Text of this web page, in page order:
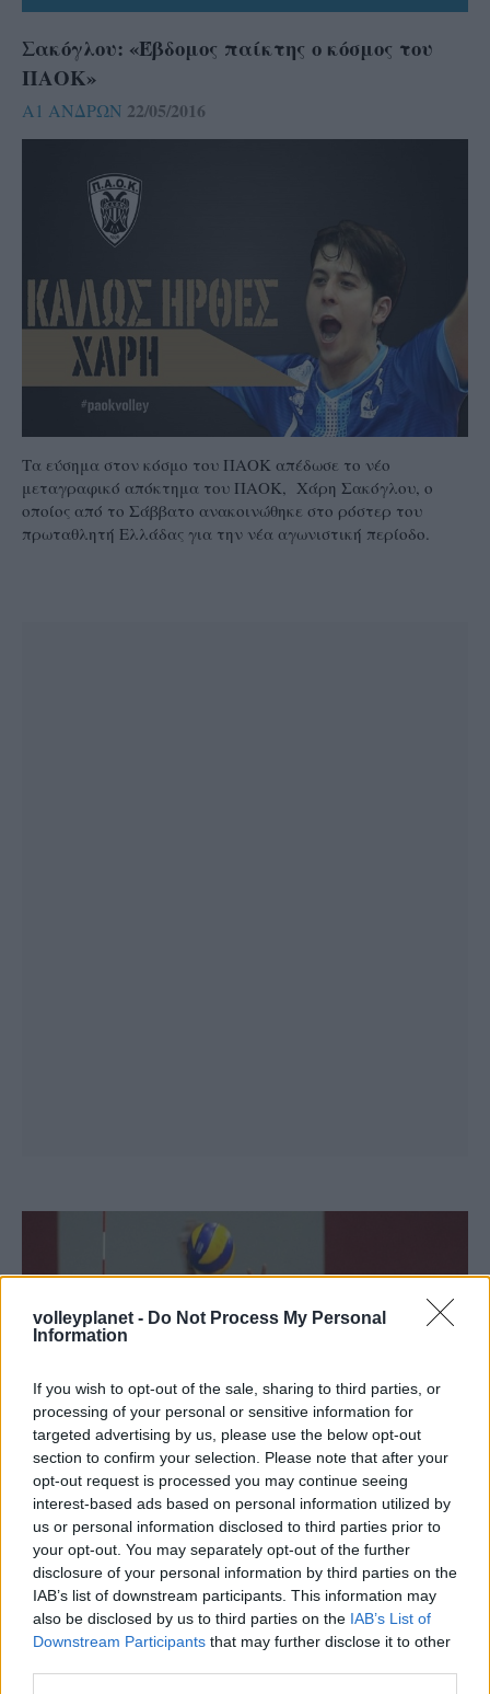
volleyplanet - Do Not Process My Personal
Information
If you wish to opt-out of the sale, sharing to third parties, or
processing of your personal or sensitive information for
targeted advertising by us, please use the below opt-out
section to confirm your selection. Please note that after your
opt-out request is processed you may continue seeing
interest-based ads based on personal information utilized by
us or personal information disclosed to third parties prior to
your opt-out. You may separately opt-out of the further
disclosure of your personal information by third parties on the
IAB’s list of downstream participants. This information may
also be disclosed by us to third parties on the IAB’s List of
Downstream Participants that may further disclose it to other
Σακόγλου: «Έβδομος παίκτης ο κόσμος του
ΠΑΟΚ»
Α1 ΑΝΔΡΩΝ 22/05/2016
Τα εύσημα στον κόσμο του ΠΑΟΚ απέδωσε το νέο
μεταγραφικό απόκτημα του ΠΑΟΚ, Χάρη Σακόγλου, ο
οποίος από το Σάββατο ανακοινώθηκε στο ρόστερ του
πρωταθλητή Ελλάδας για την νέα αγωνιστική περίοδο.
Α1 ΑΝΔΡΩΝ 21/05/2016
Σακόγλου,Τακουρίδη ανακοίνωσε ο ΠΑΟΚ
Τη συμφωνία με τον Χαρη Σακόγλου που πέρυσι
αγωνίστηκε στον Ολυμπιακό και την ανανέωση με τον
Γιάννη Τακουρίδη, ανακοίνωσε ο ΠΑΟΚ.